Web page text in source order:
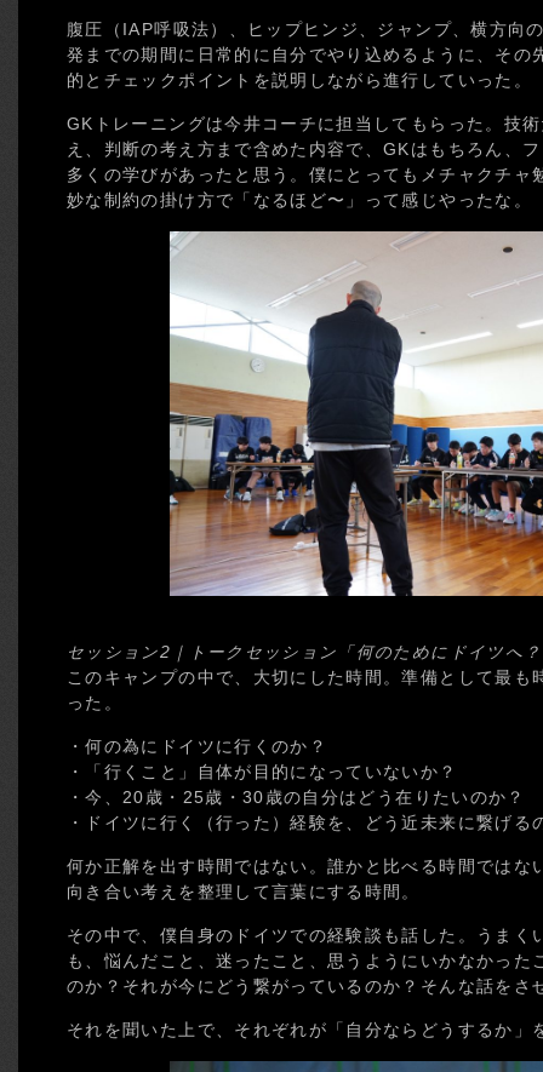
腹圧（IAP呼吸法）、ヒップヒンジ、ジャンプ、横方向
発までの期間に日常的に自分でやり込めるように、その
的とチェックポイントを説明しながら進行していった。
GKトレーニングは今井コーチに担当してもらった。技
え、判断の考え方まで含めた内容で、GKはもちろん、
多くの学びがあったと思う。僕にとってもメチャクチャ
妙な制約の掛け方で「なるほど〜」って感じやったな。
セッション2｜トークセッション「何のためにドイツへ
このキャンプの中で、大切にした時間。準備として最も
った。
・何の為にドイツに行くのか？
・「行くこと」自体が目的になっていないか？
・今、20歳・25歳・30歳の自分はどう在りたいのか？
・ドイツに行く（行った）経験を、どう近未来に繋げる
何か正解を出す時間ではない。誰かと比べる時間ではな
向き合い考えを整理して言葉にする時間。
その中で、僕自身のドイツでの経験談も話した。うまく
も、悩んだこと、迷ったこと、思うようにいかなかった
のか？それが今にどう繋がっているのか？そんな話をさ
それを聞いた上で、それぞれが「自分ならどうするか」